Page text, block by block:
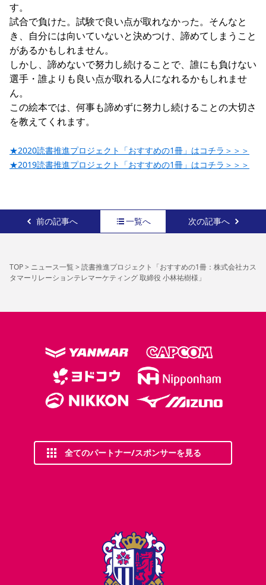
す。
試合で負けた。試験で良い点が取れなかった。そんなと
き、自分には向いていないと決めつけ、諦めてしまうこと
があるかもしれません。
しかし、諦めないで努力し続けることで、誰にも負けない
選手・誰よりも良い点が取れる人になれるかもしれませ
ん。
この絵本では、何事も諦めずに努力し続けることの大切さ
を教えてくれます。
★2020読書推進プロジェクト「おすすめの1冊」はコチラ＞＞＞
★2019読書推進プロジェクト「おすすめの1冊」はコチラ＞＞＞
前の記事へ 一覧へ 次の記事へ
TOP> ニュース一覧> 読書推進プロジェクト「おすすめの1冊：株式会社カス
タマーリレーションテレマーケティング 取締役 小林祐樹様」
全てのパートナー/スポンサーを見る